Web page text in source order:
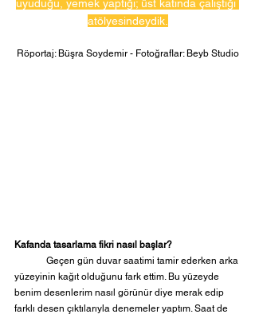
uyuduğu, yemek yaptığı; üst katında çalıştığı
atölyesindeydik.
Röportaj: Büşra Soydemir - Fotoğraflar: Beyb Studio
Kafanda tasarlama fikri nasıl başlar?
yüzeyinin kağıt olduğunu fark ettim. Bu yüzeyde
benim desenlerim nasıl görünür diye merak edip
farklı desen çıktılarıyla denemeler yaptım. Saat de